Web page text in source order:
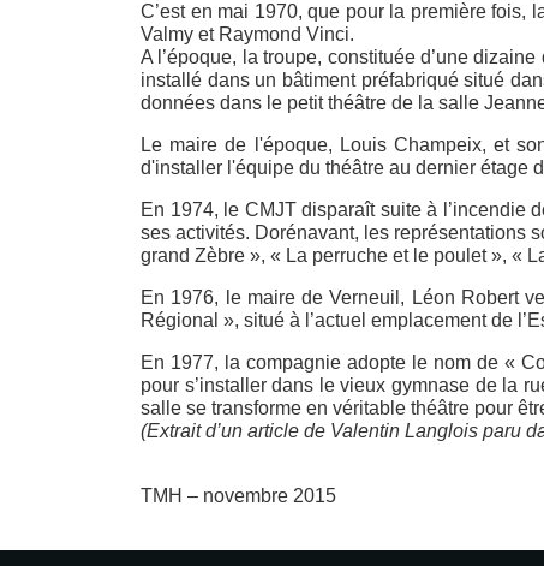
C’est en mai 1970, que pour la première fois,
Valmy et Raymond Vinci.
A l’époque, la troupe, constituée d’une
installé dans un bâtiment préfabriqué situé
données dans le petit théâtre de la salle
Le maire de l'époque, Louis Champeix, et
d'installer l'équipe du théâtre au dernier étage
En 1974, le CMJT disparaît suite à l’incendie
ses activités. Dorénavant, les représentations
grand Zèbre », « La perruche et le poulet », «
En 1976, le maire de Verneuil, Léon Robert
Régional », situé à l’actuel emplacement de
En 1977, la compagnie adopte le nom de «
pour s’installer dans le vieux gymnase de la
salle se transforme en véritable théâtre pour
(Extrait d’un article de Valentin Langlois paru
TMH – novembre 2015